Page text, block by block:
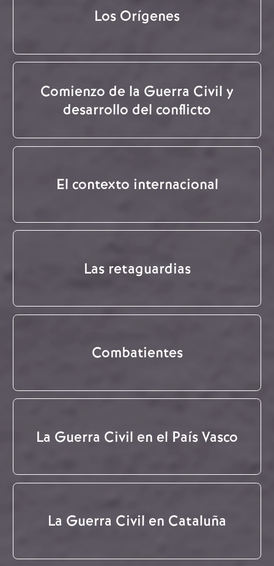
Los Orígenes
Comienzo de la Guerra Civil y
desarrollo del conflicto
El contexto internacional
Las retaguardias
Combatientes
La Guerra Civil en el País Vasco
La Guerra Civil en Cataluña